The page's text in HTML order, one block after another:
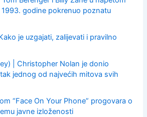
godine pokrenuo poznatu
je uzgajati, zalijevati i pravilno
| Christopher Nolan je donio
jednog od najvećih mitova svih
“Face On Your Phone” progovara o
javne izloženosti